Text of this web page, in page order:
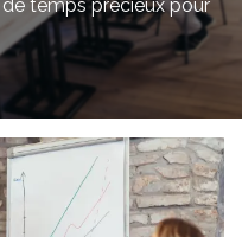
temps précieux pour